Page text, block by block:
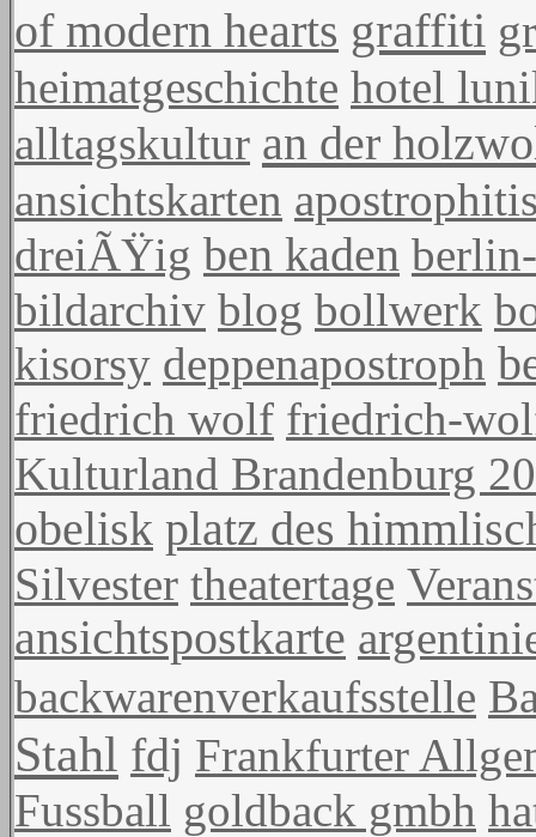
of modern hearts graffiti
heimatgeschichte hotel
alltagskultur an der
ansichtskarten
dreiÃŸig ben kaden
bildarchiv blog bollwerk
kisorsy deppenapostroph
friedrich wolf friedrich-
Kulturland Brandenburg
obelisk platz des
Silvester theatertage
ansichtspostkarte
backwarenverkaufsstelle
Stahl fdj Frankfurter
Fussball goldback gmbh